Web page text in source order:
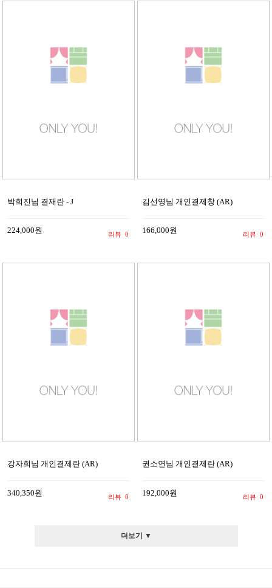
박희진님 결재란 - J
224,000원 리뷰 0
김선영님 개인결제창 (AR)
166,000원 리뷰 0
강자희님 개인결제란 (AR)
340,350원 리뷰 0
권소연님 개인결제란 (AR)
192,000원 리뷰 0
더보기 ▼